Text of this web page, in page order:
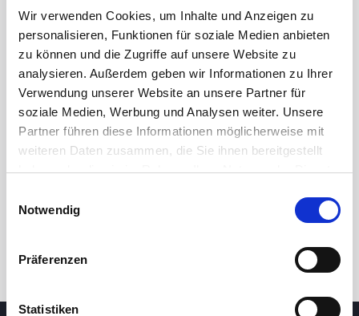
Wir verwenden Cookies, um Inhalte und Anzeigen zu
personalisieren, Funktionen für soziale Medien anbieten
zu können und die Zugriffe auf unsere Website zu
analysieren. Außerdem geben wir Informationen zu Ihrer
Verwendung unserer Website an unsere Partner für
soziale Medien, Werbung und Analysen weiter. Unsere
Partner führen diese Informationen möglicherweise mit
weiteren Daten zusammen, die Sie ihnen bereitgestellt
haben oder die sie im Rahmen Ihrer Nutzung der Dienste
Notwendig
Präferenzen
Statistiken
24 Std. 7T 1M 3M 1J 5J